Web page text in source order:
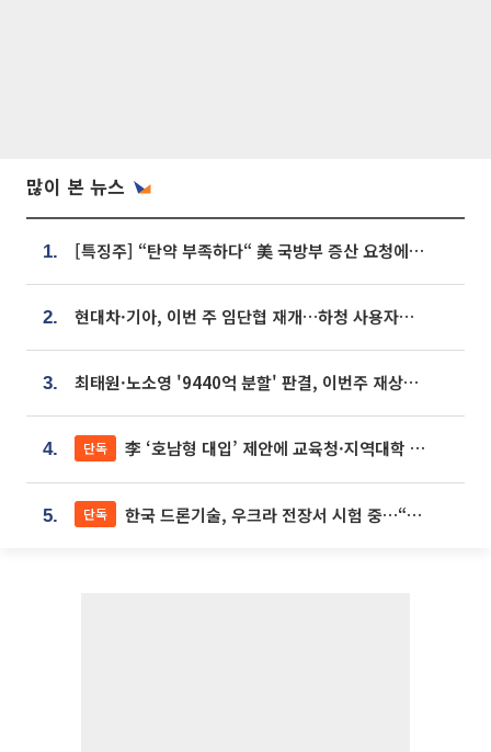
많이 본 뉴스
1. [특징주] “탄약 부족하다“ 美 국방부 증산 요청에⋯국내 방산주 급등세
2. 현대차·기아, 이번 주 임단협 재개…하청 사용자성 재심도 ‘변수’
3. 최태원·노소영 '9440억 분할' 판결, 이번주 재상고 여부 주목
4. 단독 李 ‘호남형 대입’ 제안에 교육청·지역대학 서·논술형 입시 연계 '착수'
5. 단독 한국 드론기술, 우크라 전장서 시험 중…“스타트업 여러 곳 참여”